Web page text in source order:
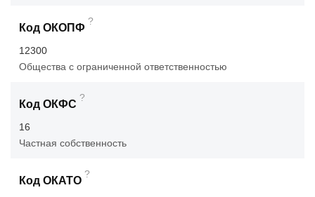
Код ОКОПФ
?
12300
Общества с ограниченной ответственностью
Код ОКФС
?
16
Частная собственность
Код ОКАТО
?